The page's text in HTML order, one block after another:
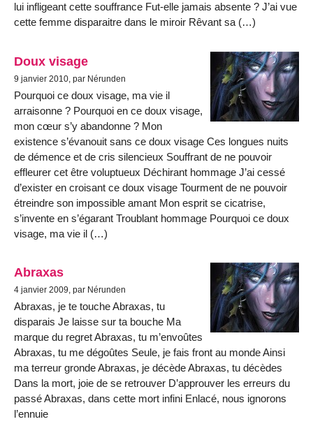
lui infligeant cette souffrance Fut-elle jamais absente ? J’ai vue
cette femme disparaitre dans le miroir Rêvant sa (…)
Doux visage
9 janvier 2010, par Nérunden
Pourquoi ce doux visage, ma vie il
arraisonne ? Pourquoi en ce doux visage,
mon cœur s’y abandonne ? Mon
existence s’évanouit sans ce doux visage Ces longues nuits
de démence et de cris silencieux Souffrant de ne pouvoir
effleurer cet être voluptueux Déchirant hommage J’ai cessé
d’exister en croisant ce doux visage Tourment de ne pouvoir
étreindre son impossible amant Mon esprit se cicatrise,
s’invente en s’égarant Troublant hommage Pourquoi ce doux
visage, ma vie il (…)
Abraxas
4 janvier 2009, par Nérunden
Abraxas, je te touche Abraxas, tu
disparais Je laisse sur ta bouche Ma
marque du regret Abraxas, tu m’envoûtes
Abraxas, tu me dégoûtes Seule, je fais front au monde Ainsi
ma terreur gronde Abraxas, je décède Abraxas, tu décèdes
Dans la mort, joie de se retrouver D’approuver les erreurs du
passé Abraxas, dans cette mort infini Enlacé, nous ignorons
l’ennuie